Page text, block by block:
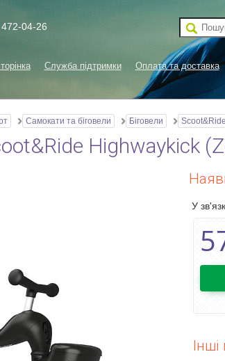
04-26
Служба підтримки Оплата та доставка
Самокати та біговели Біговели Scoot&Ride
Highwaykick
У
Інші